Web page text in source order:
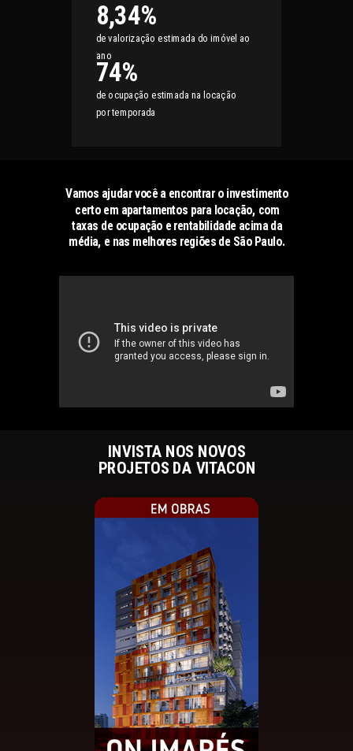
8,34%
de valorização estimada do imóvel ao
ano
74%
de ocupação estimada na locação
por temporada
Vamos ajudar você a encontrar o investimento
certo em apartamentos para locação, com
taxas de ocupação e rentabilidade acima da
média, e nas melhores regiões de São Paulo.
INVISTA NOS NOVOS
PROJETOS DA VITACON